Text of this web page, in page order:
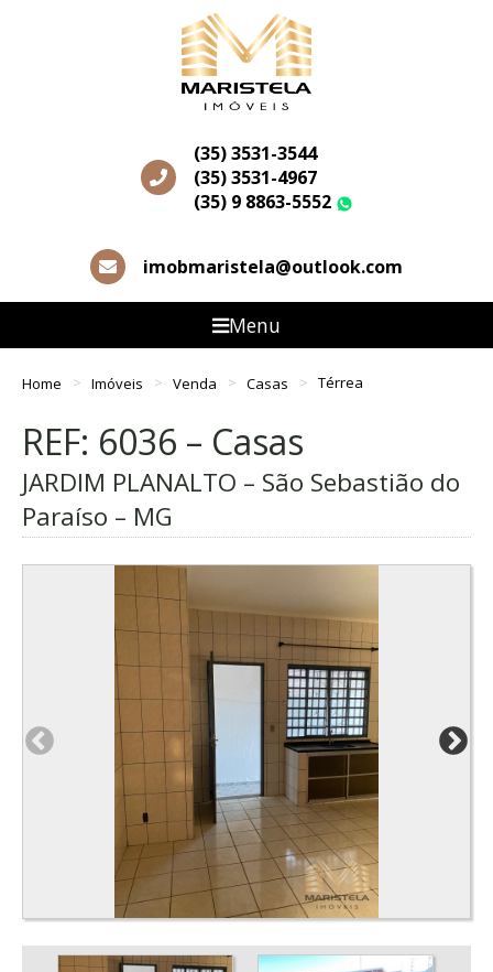
(35) 3531-3544
(35) 3531-4967
(35) 9 8863-5552
imobmaristela@outlook.com
Menu
Home Imóveis Venda Casas Térrea
REF: 6036 – Casas
JARDIM PLANALTO – São Sebastião do
Paraíso – MG